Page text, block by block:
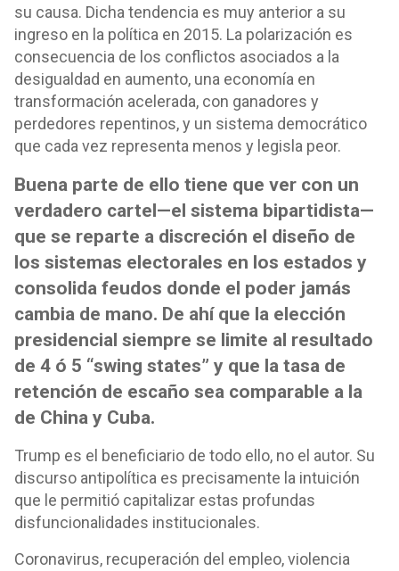
su causa. Dicha tendencia es muy anterior a su
ingreso en la política en 2015. La polarización es
consecuencia de los conflictos asociados a la
desigualdad en aumento, una economía en
transformación acelerada, con ganadores y
perdedores repentinos, y un sistema democrático
que cada vez representa menos y legisla peor.
Buena parte de ello tiene que ver con un
verdadero cartel—el sistema bipartidista—
que se reparte a discreción el diseño de
los sistemas electorales en los estados y
consolida feudos donde el poder jamás
cambia de mano. De ahí que la elección
presidencial siempre se limite al resultado
de 4 ó 5 “swing states” y que la tasa de
retención de escaño sea comparable a la
de China y Cuba.
Trump es el beneficiario de todo ello, no el autor. Su
discurso antipolítica es precisamente la intuición
que le permitió capitalizar estas profundas
disfuncionalidades institucionales.
Coronavirus, recuperación del empleo, violencia